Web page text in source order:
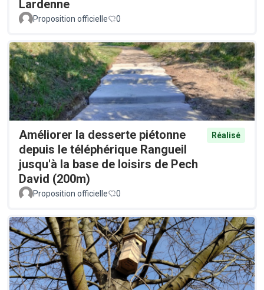
Lardenne
Proposition officielle 0
Améliorer la desserte piétonne
depuis le téléphérique Rangueil
jusqu'à la base de loisirs de Pech
David (200m)
Réalisé
Proposition officielle 0